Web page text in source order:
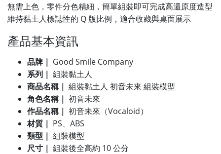
無需上色，零件分色精細，簡單組裝即可完成高還原度造型
維持黏土人標誌性的 Q 版比例，適合收藏與桌面展示
產品基本資訊
品牌｜ Good Smile Company
系列｜ 組裝黏土人
商品名稱｜ 組裝黏土人 初音未來 組裝模型
角色名稱｜ 初音未來
作品名稱｜ 初音未來（Vocaloid）
材質｜ PS、ABS
類型｜ 組裝模型
尺寸｜ 組裝後全高約 10 公分